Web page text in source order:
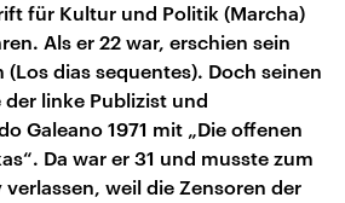
für Kultur und Politik (Marcha)
Als er 22 war, erschien sein
dias sequentes). Doch seinen
linke Publizist und
Galeano 1971 mit „Die offenen
Da war er 31 und musste zum
weil die Zensoren der